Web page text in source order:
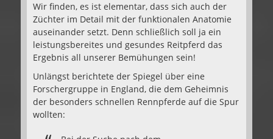
Wir finden, es ist elementar, dass sich auch der
Züchter im Detail mit der funktionalen Anatomie
auseinander setzt. Denn schließlich soll ja ein
leistungsbereites und gesundes Reitpferd das
Ergebnis all unserer Bemühungen sein!
Unlängst berichtete der Spiegel über eine
Forschergruppe in England, die dem Geheimnis
der besonders schnellen Rennpferde auf die Spur
wollten: